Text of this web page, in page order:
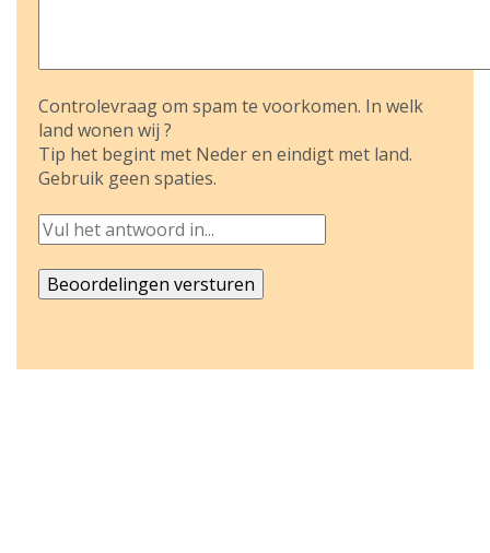
Controlevraag om spam te voorkomen. In welk
land wonen wij ?
Tip het begint met Neder en eindigt met land.
Gebruik geen spaties.